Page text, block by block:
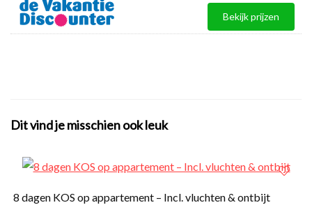
Bekijk prijzen
Dit vind je misschien ook leuk
8 dagen KOS op appartement – Incl. vluchten & ontbijt